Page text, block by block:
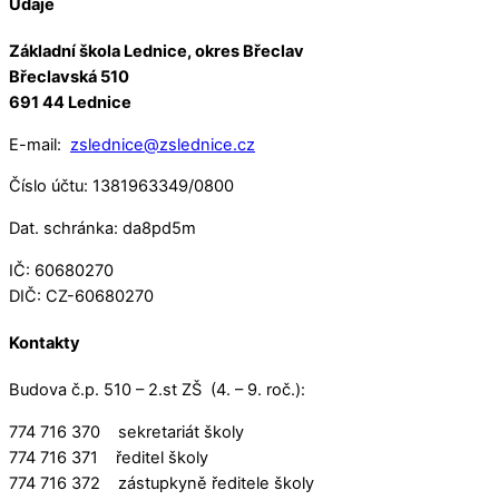
Údaje
Základní škola Lednice, okres Břeclav
Břeclavská 510
691 44 Lednice
E-mail: zslednice@zslednice.cz
Číslo účtu: 1381963349/0800
Dat. schránka: da8pd5m
IČ: 60680270
DIČ: CZ-60680270
Kontakty
Budova č.p. 510 – 2.st ZŠ (4. – 9. roč.):
774 716 370 sekretariát školy
774 716 371 ředitel školy
774 716 372 zástupkyně ředitele školy